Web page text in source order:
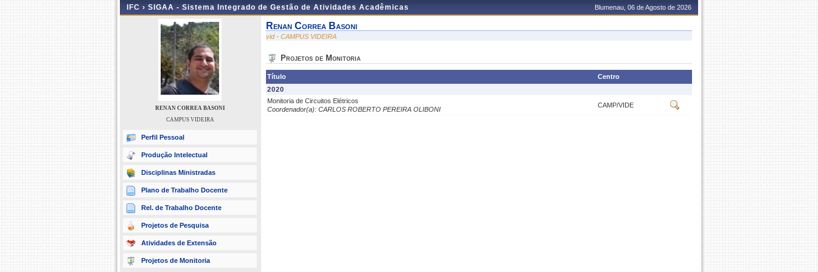
IFC › SIGAA - Sistema Integrado de Gestão de Atividades Acadêmicas Blumenau, 06 de Agosto de 2026
RENAN CORREA BASONI
CAMPUS VIDEIRA
Perfil Pessoal
Produção Intelectual
Disciplinas Ministradas
Plano de Trabalho Docente
Rel. de Trabalho Docente
Projetos de Pesquisa
Atividades de Extensão
Projetos de Monitoria
Renan Correa Basoni
vid - CAMPUS VIDEIRA
Projetos de Monitoria
Título
Centro
2020
Monitoria de Circuitos Elétricos
Coordenador(a): CARLOS ROBERTO PEREIRA OLIBONI
CAMP/VIDE